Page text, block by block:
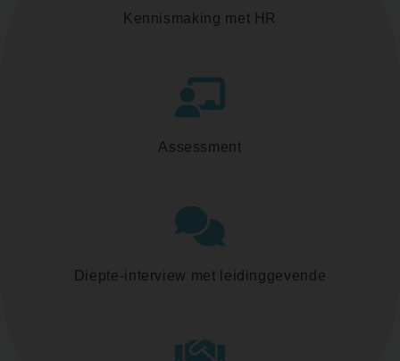
Kennismaking met HR
Assessment
Diepte-interview met leidinggevende